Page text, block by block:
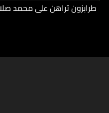
طرابزون تراهن على محمد